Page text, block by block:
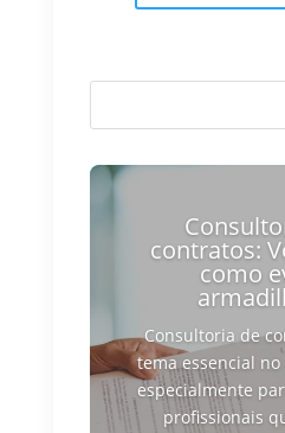
contratos:
como
Consultoria de
tema essencial
especialmente
profissionais